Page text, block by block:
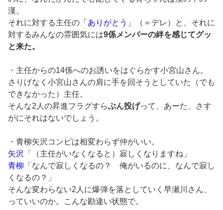
漢。
それに対する主任の 「ありがとう」
（＝デレ）と、それに
対するみんなの雰囲気には9係メンバーの絆を感じてグッ
と来た。
・主任からの14係へのお誘いをはぐらかす小宮山さん。
さりげなく小宮山さんの肩に手を回そうとしていた（でも
できなかった）主任。
そんな2人の昇進フラグすらぶん投げって、あーた、さす
がにそれはないでしょう。
・青柳矢沢コンビは相変わらず仲がいい。
矢沢
「（主任がいなくなると）寂しくなりますね」
青柳 「なんで寂しくなるの？ 俺がいるのに、なんで寂し
くなるの？」
そんな変わらない2人に爆弾を落としていく早瀬川さん、
っていいのか。こんな勘違い状態で。